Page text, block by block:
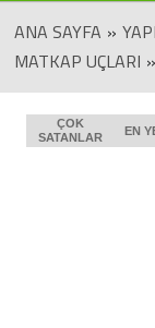
ANA SAYFA »
MATKAP UÇLARI »
ÇOK
SATANLAR
EN